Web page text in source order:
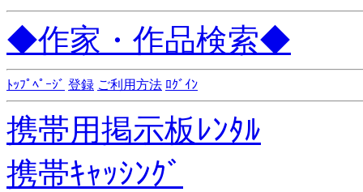
◆作家・作品検索◆
ﾄｯﾌﾟﾍﾟｰｼﾞ 登録 ご利用方法 ﾛｸﾞｲﾝ
携帯用掲示板ﾚﾝﾀﾙ
携帯ｷｬｯｼﾝｸﾞ